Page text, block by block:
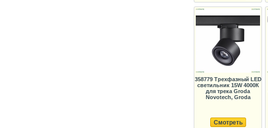
358779 Трехфазный LED
светильник 15W 4000К
для трека Groda
Novotech, Groda
Смотреть